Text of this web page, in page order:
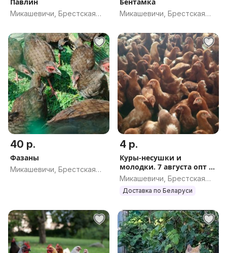
Микашевичи, Брестская
Микашевичи, Брестская
40 р.
Фазаны
Микашевичи, Брестская
4 р.
Куры-несушки и
молодки. 7 августа опт и
розница.
Микашевичи, Брестская
обл.
Доставка по Беларуси